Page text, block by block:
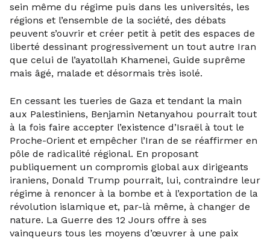
sein même du régime puis dans les universités, les
régions et l’ensemble de la société, des débats
peuvent s’ouvrir et créer petit à petit des espaces de
liberté dessinant progressivement un tout autre Iran
que celui de l’ayatollah Khamenei, Guide suprême
mais âgé, malade et désormais très isolé.
En cessant les tueries de Gaza et tendant la main
aux Palestiniens, Benjamin Netanyahou pourrait tout
à la fois faire accepter l’existence d’Israël à tout le
Proche-Orient et empêcher l’Iran de se réaffirmer en
pôle de radicalité régional. En proposant
publiquement un compromis global aux dirigeants
iraniens, Donald Trump pourrait, lui, contraindre leur
régime à renoncer à la bombe et à l’exportation de la
révolution islamique et, par-là même, à changer de
nature. La Guerre des 12 Jours offre à ses
vainqueurs tous les moyens d’œuvrer à une paix